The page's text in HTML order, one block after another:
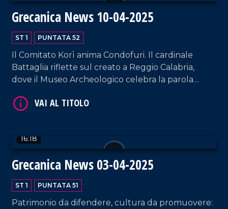
Grecanica News 10-04-2025
ST 1 PUNTATA 52
Il Comitato Korì anima Condofuri. Il cardinale
Battaglia riflette sul creato a Reggio Calabria,
dove il Museo Archeologico celebra la parola
memoria di Pentidattilo.
16:18
Grecanica News 03-04-2025
ST 1 PUNTATA 51
Patrimonio da difendere, cultura da promuovere:
VAI AL TITOLO
VAI AL TITOLO